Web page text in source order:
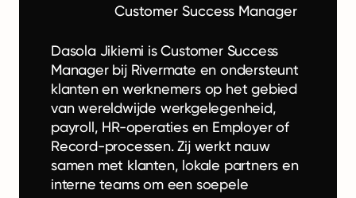
Customer Success Manager
Dasola Jikiemi is Customer Success
Manager bij Rivermate en ondersteunt
klanten en werknemers op het gebied
van wereldwijde werkgelegenheid,
payroll, HR-operaties en Employer of
Record-processen. Zij werkt nauw
samen met klanten, lokale partners en
interne teams om een soepele